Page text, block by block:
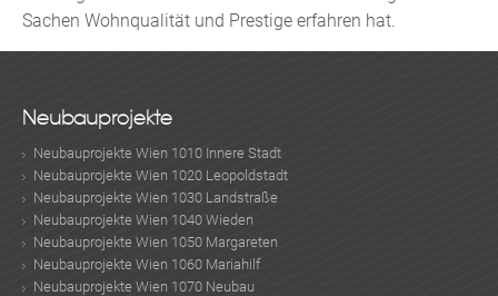
Sachen Wohnqualität und Prestige erfahren hat.
Neubauprojekte
Neubauprojekte Wien 1010 Innere Stadt
Neubauprojekte Wien 1020 Leopoldstadt
Neubauprojekte Wien 1030 Landstraße
Neubauprojekte Wien 1040 Wieden
Neubauprojekte Wien 1050 Margareten
Neubauprojekte Wien 1060 Mariahilf
Neubauprojekte Wien 1070 Neubau